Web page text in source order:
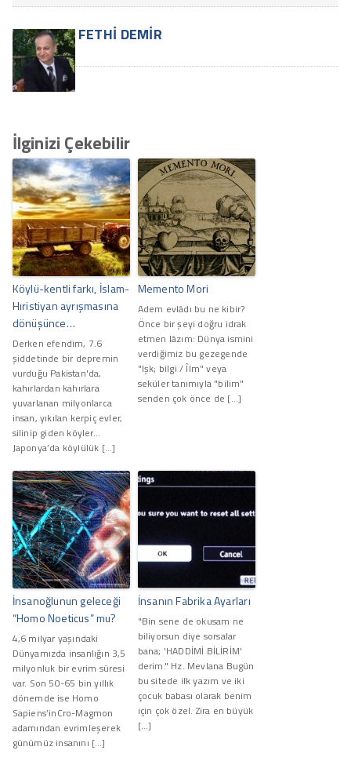
FETHI DEMIR
İlginizi Çekebilir
Köylü-kentli farkı, İslam-
Hıristiyan ayrışmasına
dönüşünce…
Derken efendim, 7.6
şiddetinde bir depremin
vurduğu Pakistan'da,
kahırlardan kahırlara
yuvarlanan milyonlarca
insan, yıkılan kerpiç evler,
silinip giden köyler...
Japonya’da köylülük […]
Memento Mori
Adem evlâdı bu ne kibir?
Önce bir şeyi doğru idrak
etmen lâzım: Dünya ismini
verdiğimiz bu gezegende
"Işk; bilgi / Îlm" veya
seküler tanımıyla "bilim"
senden çok önce de […]
İnsanoğlunun geleceği
“Homo Noeticus” mu?
4,6 milyar yaşındaki
Dünyamızda insanlığın 3,5
milyonluk bir evrim süresi
var. Son 50-65 bin yıllık
dönemde ise Homo
Sapiens’inCro-Magmon
adamından evrimleşerek
günümüz insanını […]
İnsanın Fabrika Ayarları
"Bin sene de okusam ne
biliyorsun diye sorsalar
bana; 'HADDİMİ BİLİRİM'
derim." Hz. Mevlana Bugün
bu sitede ilk yazım ve iki
çocuk babası olarak benim
için çok özel. Zira en büyük
[…]